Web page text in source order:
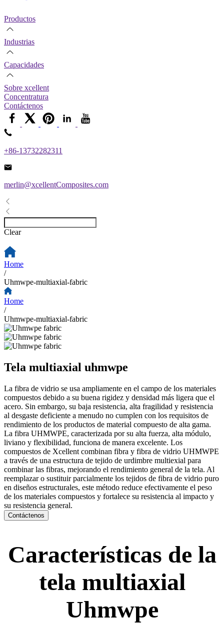
Productos
Industrias
Capacidades
Sobre xcellent
Concentratura
Contáctenos
+86-13732282311
merlin@xcellentComposites.com
Clear
Home
/
Uhmwpe-multiaxial-fabric
Home
/
Uhmwpe-multiaxial-fabric
Tela multiaxial uhmwpe
La fibra de vidrio se usa ampliamente en el campo de los materiales
compuestos debido a su buena rigidez y densidad más ligera que el
acero. Sin embargo, su baja resistencia, alta fragilidad y resistencia
al desgaste deficiente a menudo no cumplen con los requisitos de
rendimiento de los productos de material compuesto de alta gama.
La fibra UHMWPE, caracterizada por su alta fuerza, alta módulo,
liviano y flexibilidad, funciona de manera excelente. Los
compuestos de Xcellent combinan fibra y fibra de vidrio UHMWPE
a través de una estructura de tejido de urdimbre multiexial para
combinar las fibras, mejorando el rendimiento general de la tela. Al
reemplazar o sustituir parcialmente los tejidos de fibra de vidrio puro
en diseños estructurales, este método reduce efectivamente el peso
de los materiales compuestos y fortalece su resistencia al impacto y
su resistencia general.
Contáctenos
Características de la
tela multiaxial
Uhmwpe